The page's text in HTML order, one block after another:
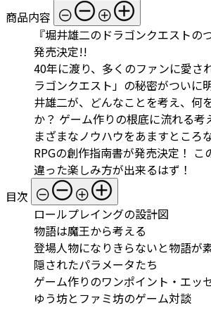
商品内容
『堀井雄二のドラゴンクエストの
発売決定!!
40年に渡り、多くのファンに愛さ
ラゴンクエスト」の秘密がついに
井雄二が、どんなことを考え、何
か？ ゲーム作りの根底に流れる考
まざまなノウハウをあますところ
RPGの創作指南書が発売決定！ こ
違った楽しみ方が出来るはず！
目次
ロールプレイングの設計図
物語は魔王から考える
登場人物になりきらないと物語が
隠されたパラメータたち
ゲーム作りのワンポイント・エッ
ゆう坊とファミ坊のゲーム対談